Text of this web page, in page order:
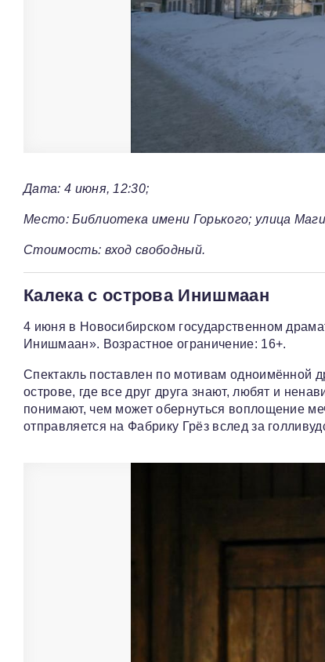
Дата: 4 июня, 12:30;
Место: Библиотека имени Горького; улица
Стоимость: вход свободный.
Калека с острова Инишмаан
4 июня в Новосибирском государственном
Инишмаан». Возрастное ограничение: 16+.
Спектакль поставлен по мотивам одноимённой
острове, где все друг друга знают, любят и
понимают, чем может обернуться воплощение
отправляется на Фабрику Грёз вслед за